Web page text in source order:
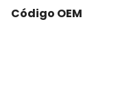
Código OEM